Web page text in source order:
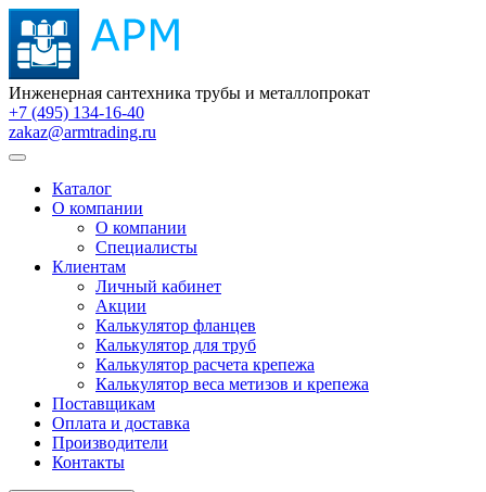
Инженерная сантехника трубы и металлопрокат
+7 (495) 134-16-40
zakaz@armtrading.ru
Каталог
О компании
О компании
Специалисты
Клиентам
Личный кабинет
Акции
Калькулятор фланцев
Калькулятор для труб
Калькулятор расчета крепежа
Калькулятор веса метизов и крепежа
Поставщикам
Оплата и доставка
Производители
Контакты